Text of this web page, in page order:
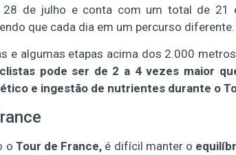
de julho e conta com um total de 21
que cada dia em um percurso diferente.
e algumas etapas acima dos 2.000
pode ser de 2 a 4 vezes maior
e ingestão de nutrientes durante o
o Tour de France, é difícil manter o